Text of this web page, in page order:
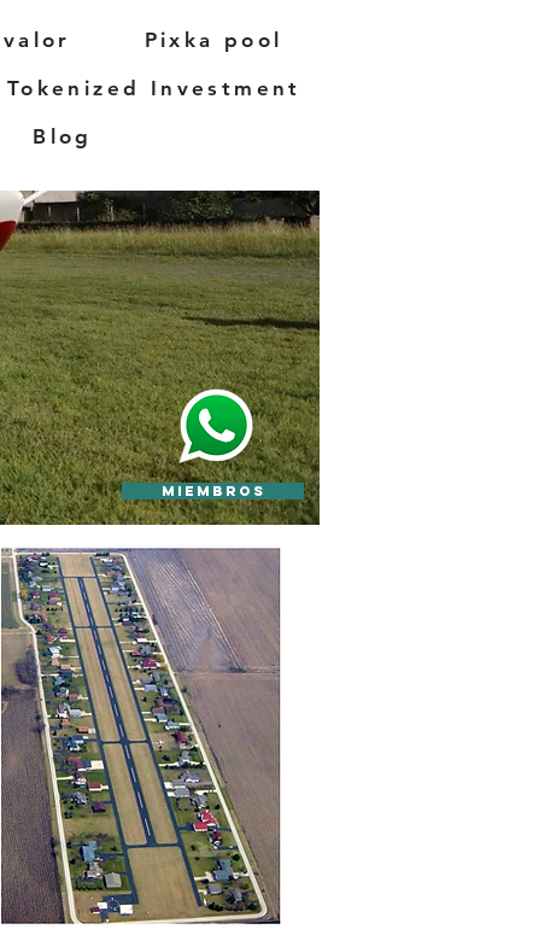
Pixka pool
Tokenized Investment
Blog
desarrollo
en
Izamal.
Miembros
CONCEPTO